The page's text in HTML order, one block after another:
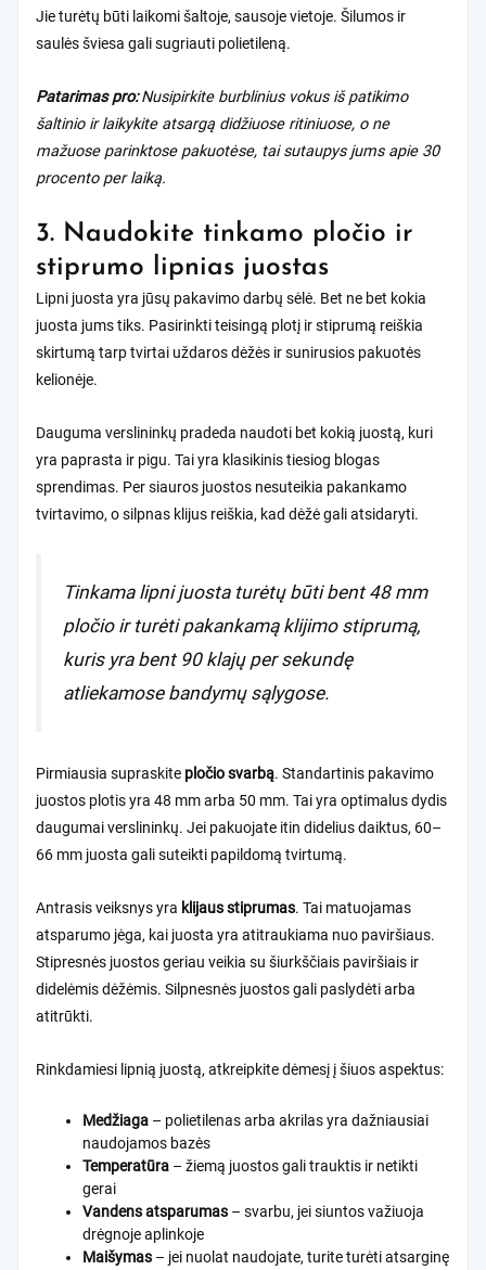
Jie turėtų būti laikomi šaltoje, sausoje vietoje. Šilumos ir
saulės šviesa gali sugriauti polietileną.
Patarimas pro: Nusipirkite burblinius vokus iš patikimo
šaltinio ir laikykite atsargą didžiuose ritiniuose, o ne
mažuose parinktose pakuotėse, tai sutaupys jums apie 30
procento per laiką.
3. Naudokite tinkamo pločio ir
stiprumo lipnias juostas
Lipni juosta yra jūsų pakavimo darbų sėlė. Bet ne bet kokia
juosta jums tiks. Pasirinkti teisingą plotį ir stiprumą reiškia
skirtumą tarp tvirtai uždaros dėžės ir sunirusios pakuotės
kelionėje.
Dauguma verslininkų pradeda naudoti bet kokią juostą, kuri
yra paprasta ir pigu. Tai yra klasikinis tiesiog blogas
sprendimas. Per siauros juostos nesuteikia pakankamo
tvirtavimo, o silpnas klijus reiškia, kad dėžė gali atsidaryti.
Tinkama lipni juosta turėtų būti bent 48 mm
pločio ir turėti pakankamą klijimo stiprumą,
kuris yra bent 90 klajų per sekundę
atliekamose bandymų sąlygose.
Pirmiausia supraskite pločio svarbą. Standartinis pakavimo
juostos plotis yra 48 mm arba 50 mm. Tai yra optimalus dydis
daugumai verslininkų. Jei pakuojate itin didelius daiktus, 60–
66 mm juosta gali suteikti papildomą tvirtumą.
Antrasis veiksnys yra klijaus stiprumas. Tai matuojamas
atsparumo jėga, kai juosta yra atitraukiama nuo paviršiaus.
Stipresnės juostos geriau veikia su šiurkščiais paviršiais ir
didelėmis dėžėmis. Silpnesnės juostos gali paslydėti arba
atitrūkti.
Rinkdamiesi lipnią juostą, atkreipkite dėmesį į šiuos aspektus:
Medžiaga – polietilenas arba akrilas yra dažniausiai
naudojamos bazės
Temperatūra – žiemą juostos gali trauktis ir netikti
gerai
Vandens atsparumas – svarbu, jei siuntos važiuoja
drėgnoje aplinkoje
Maišymas – jei nuolat naudojate, turite turėti atsarginę